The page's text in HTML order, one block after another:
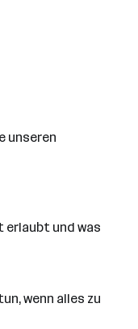
unseren
erlaubt und was
wenn alles zu